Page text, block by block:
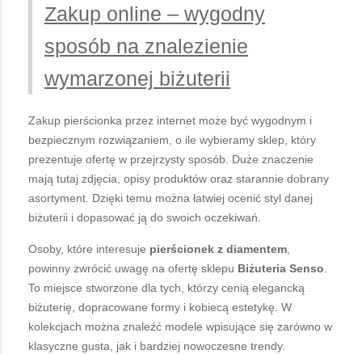
Zakup online – wygodny
sposób na znalezienie
wymarzonej biżuterii
Zakup pierścionka przez internet może być wygodnym i
bezpiecznym rozwiązaniem, o ile wybieramy sklep, który
prezentuje ofertę w przejrzysty sposób. Duże znaczenie
mają tutaj zdjęcia, opisy produktów oraz starannie dobrany
asortyment. Dzięki temu można łatwiej ocenić styl danej
biżuterii i dopasować ją do swoich oczekiwań.
Osoby, które interesuje pierścionek z diamentem
powinny zwrócić uwagę na ofertę sklepu Biżuteria Senso
To miejsce stworzone dla tych, którzy cenią elegancką
biżuterię, dopracowane formy i kobiecą estetykę. W
kolekcjach można znaleźć modele wpisujące się zarówno w
klasyczne gusta, jak i bardziej nowoczesne trendy.